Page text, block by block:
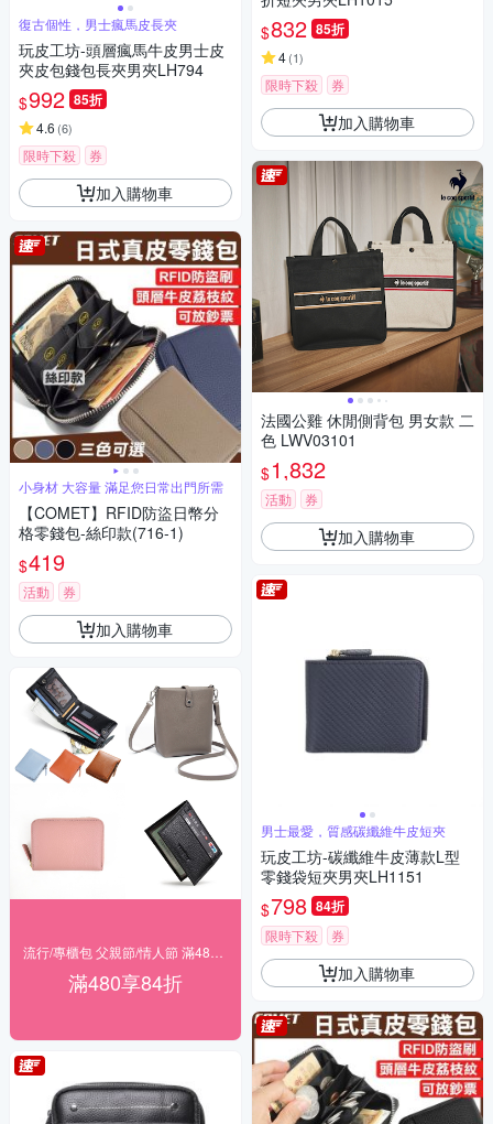
復古個性，男士瘋馬皮長夾
玩皮工坊-頭層瘋馬牛皮男士皮
夾皮包錢包長夾男夾LH794
$992 85折
4.6 (6)
限時下殺 券
加入購物車
小身材 大容量 滿足您日常出門所需
【COMET】RFID防盜日幣分
格零錢包-絲印款(716-1)
$419
活動 券
加入購物車
滿480享84折
$832 85折
4(1)
限時下殺 券
加入購物車
法國公雞 休閒側背包 男女款 二
色 LWV03101
$1,832
活動 券
加入購物車
男士最愛，質感碳纖維牛皮短夾
玩皮工坊-碳纖維牛皮薄款L型
零錢袋短夾男夾LH1151
$798 84折
限時下殺 券
加入購物車